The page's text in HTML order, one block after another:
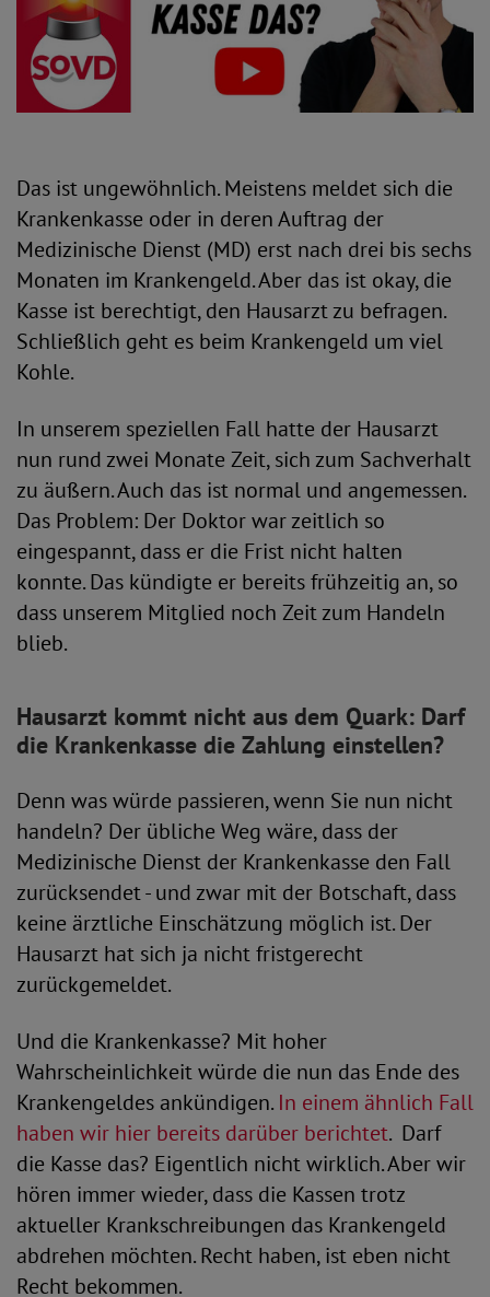
Das ist ungewöhnlich. Meistens meldet sich die
Krankenkasse oder in deren Auftrag der
Medizinische Dienst (MD) erst nach drei bis sechs
Monaten im Krankengeld. Aber das ist okay, die
Kasse ist berechtigt, den Hausarzt zu befragen.
Schließlich geht es beim Krankengeld um viel
Kohle.
In unserem speziellen Fall hatte der Hausarzt
nun rund zwei Monate Zeit, sich zum Sachverhalt
zu äußern. Auch das ist normal und angemessen.
Das Problem: Der Doktor war zeitlich so
eingespannt, dass er die Frist nicht halten
konnte. Das kündigte er bereits frühzeitig an, so
dass unserem Mitglied noch Zeit zum Handeln
blieb.
Hausarzt kommt nicht aus dem Quark: Darf
die Krankenkasse die Zahlung einstellen?
Denn was würde passieren, wenn Sie nun nicht
handeln? Der übliche Weg wäre, dass der
Medizinische Dienst der Krankenkasse den Fall
zurücksendet - und zwar mit der Botschaft, dass
keine ärztliche Einschätzung möglich ist. Der
Hausarzt hat sich ja nicht fristgerecht
zurückgemeldet.
Und die Krankenkasse? Mit hoher
Wahrscheinlichkeit würde die nun das Ende des
Krankengeldes ankündigen. In einem ähnlich Fall
haben wir hier bereits darüber berichtet. Darf
die Kasse das? Eigentlich nicht wirklich. Aber wir
hören immer wieder, dass die Kassen trotz
aktueller Krankschreibungen das Krankengeld
abdrehen möchten. Recht haben, ist eben nicht
Recht bekommen.